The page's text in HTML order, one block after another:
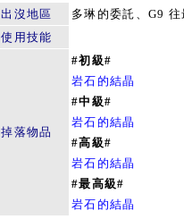
出沒地區
多琳的委託、G9
使用技能
掉落物品
#初級#
岩石的結晶
#中級#
岩石的結晶
#高級#
岩石的結晶
#最高級#
岩石的結晶